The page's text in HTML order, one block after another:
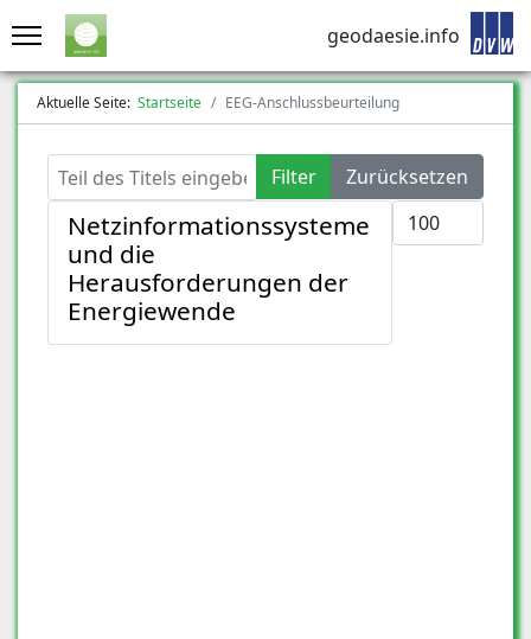
geodaesie.info
Aktuelle Seite: Startseite EEG-Anschlussbeurteilung
Teil des Titels eingeben Filter
Zurücksetzen
Anzeige #
Netzinformationssysteme
und die
Herausforderungen der
Energiewende